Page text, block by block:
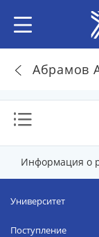
Абрамов
Информация о
Университет
Поступление